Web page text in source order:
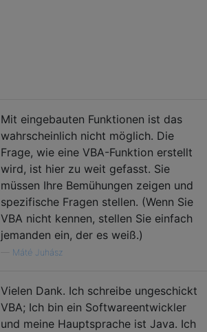
Mit eingebauten Funktionen ist das
wahrscheinlich nicht möglich. Die
Frage, wie eine VBA-Funktion erstellt
wird, ist hier zu weit gefasst. Sie
müssen Ihre Bemühungen zeigen und
spezifische Fragen stellen. (Wenn Sie
VBA nicht kennen, stellen Sie einfach
jemanden ein, der es weiß.)
Máté Juhász
Vielen Dank. Ich schreibe ungeschickt
VBA; Ich bin ein Softwareentwickler
und meine Hauptsprache ist Java. Ich